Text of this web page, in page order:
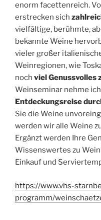
enorm facettenreich.
erstrecken sich
vielfältige, berühmte,
bekannte Weine
vieler großer
Weinregionen, wie
noch viel Genussvolles
Weinseminar nehme
Entdeckungsreise
Sie die Weine
werden wir alle Weine
Ergänzt werden Ihre
Wissenswertes zu
Einkauf und
https://www.vhs-
programm/